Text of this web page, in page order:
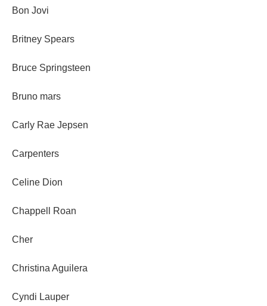
Bon Jovi
Britney Spears
Bruce Springsteen
Bruno mars
Carly Rae Jepsen
Carpenters
Celine Dion
Chappell Roan
Cher
Christina Aguilera
Cyndi Lauper